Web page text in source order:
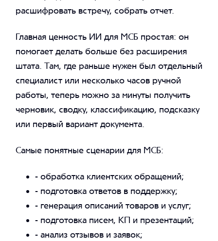
расшифровать встречу, собрать отчет.
Главная ценность ИИ для МСБ простая: он
помогает делать больше без расширения
штата. Там, где раньше нужен был отдельный
специалист или несколько часов ручной
работы, теперь можно за минуты получить
черновик, сводку, классификацию, подсказку
или первый вариант документа.
Самые понятные сценарии для МСБ:
- обработка клиентских обращений;
- подготовка ответов в поддержку;
- генерация описаний товаров и услуг;
- подготовка писем, КП и презентаций;
- анализ отзывов и заявок;